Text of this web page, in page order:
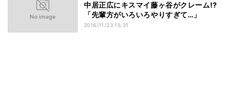
中居正広にキスマイ藤ヶ谷がクレーム!?
「先輩方がいろいろやりすぎて…」
2016/11/23 15:31